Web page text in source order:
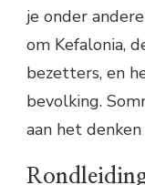
je onder
om Kefalonia,
bezetters, en
bevolking.
aan het